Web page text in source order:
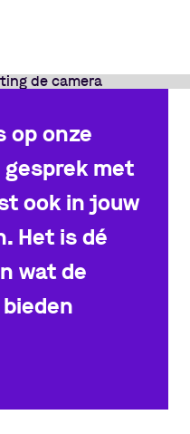
op onze
gesprek met
ook in jouw
Het is dé
wat de